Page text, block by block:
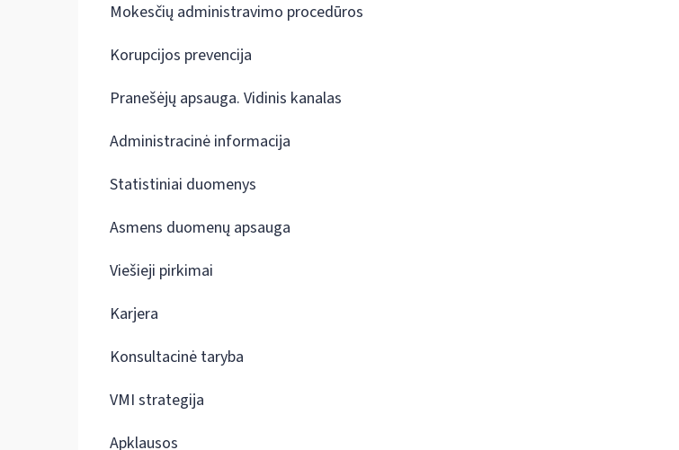
Mokesčių administravimo procedūros
Korupcijos prevencija
Pranešėjų apsauga. Vidinis kanalas
Administracinė informacija
Statistiniai duomenys
Asmens duomenų apsauga
Viešieji pirkimai
Karjera
Konsultacinė taryba
VMI strategija
Apklausos